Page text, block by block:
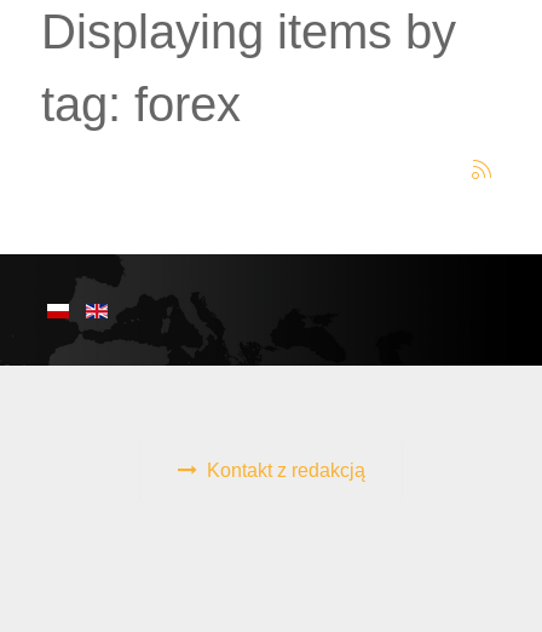
Displaying items by
tag: forex
Kontakt z redakcją